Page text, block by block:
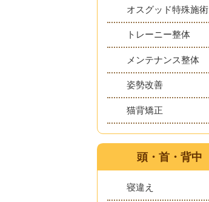
オスグッド特殊施術
トレーニー整体
メンテナンス整体
姿勢改善
猫背矯正
頭・首・背中
寝違え